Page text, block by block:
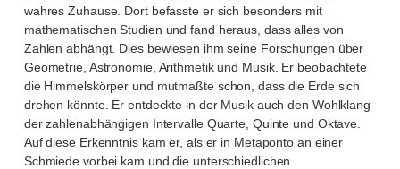
wahres Zuhause. Dort befasste er sich besonders mit
mathematischen Studien und fand heraus, dass alles von
Zahlen abhängt. Dies bewiesen ihm seine Forschungen über
Geometrie, Astronomie, Arithmetik und Musik. Er beobachtete
die Himmelskörper und mutmaßte schon, dass die Erde sich
drehen könnte. Er entdeckte in der Musik auch den Wohlklang
der zahlenabhängigen Intervalle Quarte, Quinte und Oktave.
Auf diese Erkenntnis kam er, als er in Metaponto an einer
Schmiede vorbei kam und die unterschiedlichen